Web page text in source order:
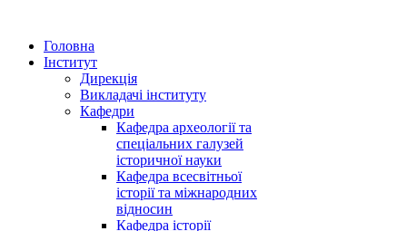
Головна
Інститут
Дирекція
Викладачі інституту
Кафедри
Кафедра археології та
спеціальних галузей
історичної науки
Кафедра всесвітньої
історії та міжнародних
відносин
Кафедра історії